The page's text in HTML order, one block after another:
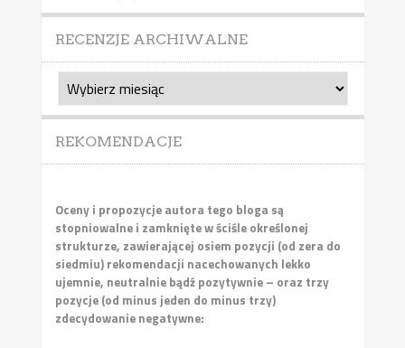
RECENZJE ARCHIWALNE
Recenzje
archiwalne
REKOMENDACJE
Oceny i propozycje autora tego bloga są
stopniowalne i zamknięte w ściśle określonej
strukturze, zawierającej osiem pozycji (od zera do
siedmiu) rekomendacji nacechowanych lekko
ujemnie, neutralnie bądź pozytywnie – oraz trzy
pozycje (od minus jeden do minus trzy)
zdecydowanie negatywne: